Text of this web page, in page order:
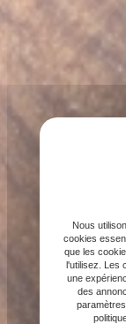
Nous
cookies
que les
l'utilisez. Les
une
des